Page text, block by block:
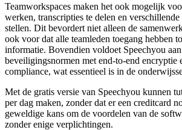
Teamworkspaces maken het ook mogelijk
werken, transcripties te delen en
stellen. Dit bevordert niet alleen de
ook voor dat alle teamleden toegang hebben
informatie. Bovendien voldoet Speechyou
beveiligingsnormen met end-to-end encryptie
compliance, wat essentieel is in de
Met de gratis versie van Speechyou kunnen
per dag maken, zonder dat er een creditcard
geweldige kans om de voordelen van de
zonder enige verplichtingen.